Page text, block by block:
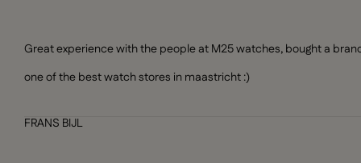
Great experience with the people at M25 watches, bought a
one of the best watch stores in maastricht :)
FRANS BIJL